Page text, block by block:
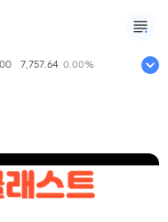
7,757.64 0.00% 니케이225